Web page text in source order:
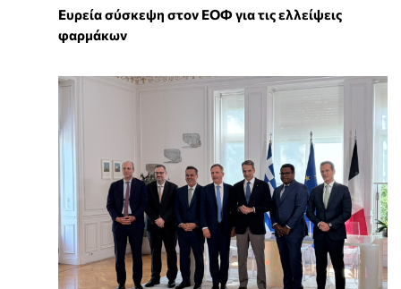
Ευρεία σύσκεψη στον ΕΟΦ για τις ελλείψεις
φαρμάκων